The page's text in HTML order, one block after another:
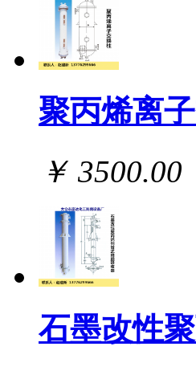
聚丙烯离
￥ 3500.00
石墨改性